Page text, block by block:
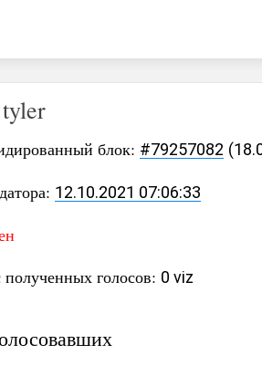
tyler
блок: #79257082
12.10.2021 07:06:33
голосов: 0 viz